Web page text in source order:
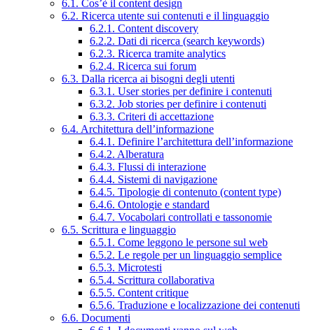
6.1. Cos’è il content design
6.2. Ricerca utente sui contenuti e il linguaggio
6.2.1. Content discovery
6.2.2. Dati di ricerca (search keywords)
6.2.3. Ricerca tramite analytics
6.2.4. Ricerca sui forum
6.3. Dalla ricerca ai bisogni degli utenti
6.3.1. User stories per definire i contenuti
6.3.2. Job stories per definire i contenuti
6.3.3. Criteri di accettazione
6.4. Architettura dell’informazione
6.4.1. Definire l’architettura dell’informazione
6.4.2. Alberatura
6.4.3. Flussi di interazione
6.4.4. Sistemi di navigazione
6.4.5. Tipologie di contenuto (content type)
6.4.6. Ontologie e standard
6.4.7. Vocabolari controllati e tassonomie
6.5. Scrittura e linguaggio
6.5.1. Come leggono le persone sul web
6.5.2. Le regole per un linguaggio semplice
6.5.3. Microtesti
6.5.4. Scrittura collaborativa
6.5.5. Content critique
6.5.6. Traduzione e localizzazione dei contenuti
6.6. Documenti